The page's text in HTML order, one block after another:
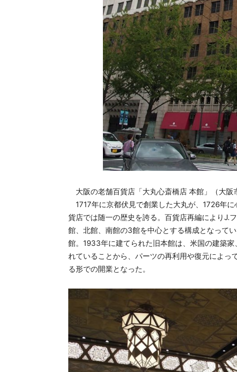
大阪の老舗百貨店「大丸心斎橋店 本館」（大阪
1717年に京都伏見で創業した大丸が、1726年
貨店では随一の歴史を誇る。百貨店再編によりJ.
館、北館、南館の3館を中心とする構成となって
館。1933年に建てられた旧本館は、米国の建築
れていることから、パーツの再利用や復元によ
る形での開業となった。